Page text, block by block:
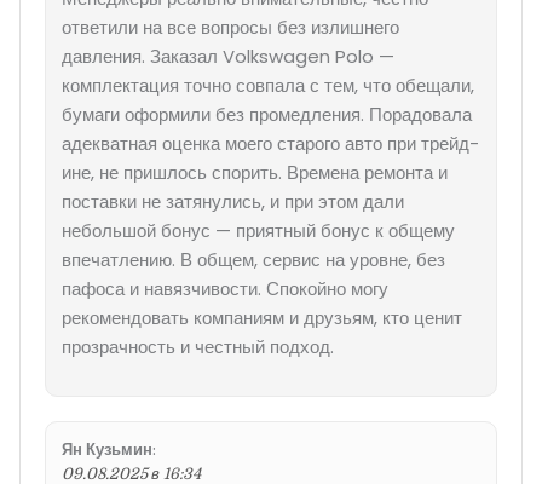
ответили на все вопросы без излишнего
давления. Заказал Volkswagen Polo —
комплектация точно совпала с тем, что обещали,
бумаги оформили без промедления. Порадовала
адекватная оценка моего старого авто при трейд-
ине, не пришлось спорить. Времена ремонта и
поставки не затянулись, и при этом дали
небольшой бонус — приятный бонус к общему
впечатлению. В общем, сервис на уровне, без
пафоса и навязчивости. Спокойно могу
рекомендовать компаниям и друзьям, кто ценит
прозрачность и честный подход.
Ян Кузьмин:
09.08.2025 в 16:34